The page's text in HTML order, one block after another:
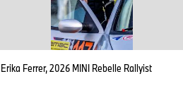
Erika Ferrer, 2026 MINI Rebelle Rallyist